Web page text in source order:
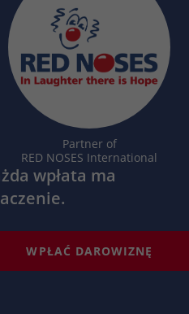
Partner of
RED NOSES International
wpłata ma
WPŁAĆ DAROWIZNĘ